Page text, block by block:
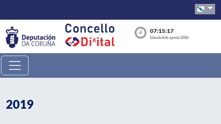
07:15:17
Sábado 8 de agosto 2026
2019